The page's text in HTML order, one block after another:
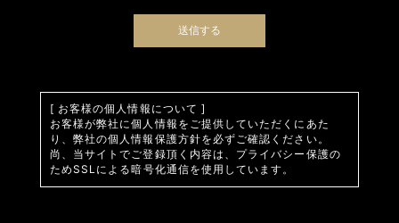
[ お客様の個人情報について ]
お客様が弊社に個人情報をご提供していただくにあた
り、弊社の個人情報保護方針を必ずご確認ください。
尚、当サイトでご登録頂く内容は、プライバシー保護の
ためSSLによる暗号化通信を使用しています。